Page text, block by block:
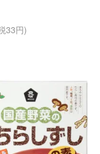
33円)